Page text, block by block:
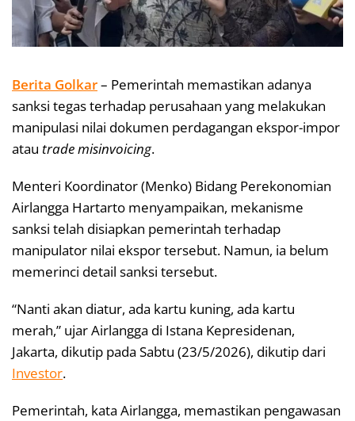
Berita Golkar– Pemerintah memastikan adanya
sanksi tegas terhadap perusahaan yang melakukan
manipulasi nilai dokumen perdagangan ekspor-impor
atau trade misinvoicing.
Menteri Koordinator (Menko) Bidang Perekonomian
Airlangga Hartarto menyampaikan, mekanisme
sanksi telah disiapkan pemerintah terhadap
manipulator nilai ekspor tersebut. Namun, ia belum
memerinci detail sanksi tersebut.
“Nanti akan diatur, ada kartu kuning, ada kartu
merah,” ujar Airlangga di Istana Kepresidenan,
Jakarta, dikutip pada Sabtu (23/5/2026), dikutip dari
Investor.
Pemerintah, kata Airlangga, memastikan pengawasan